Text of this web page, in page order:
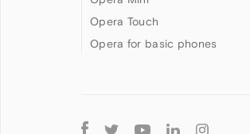
Opera Touch
Opera for basic phones
Follow